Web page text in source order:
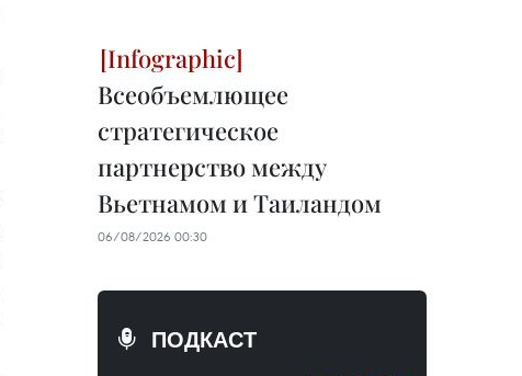
Всеобъемлющее
стратегическое
партнерство между
Вьетнамом и Таиландом
06/08/2026 00:30
ПОДКАСТ